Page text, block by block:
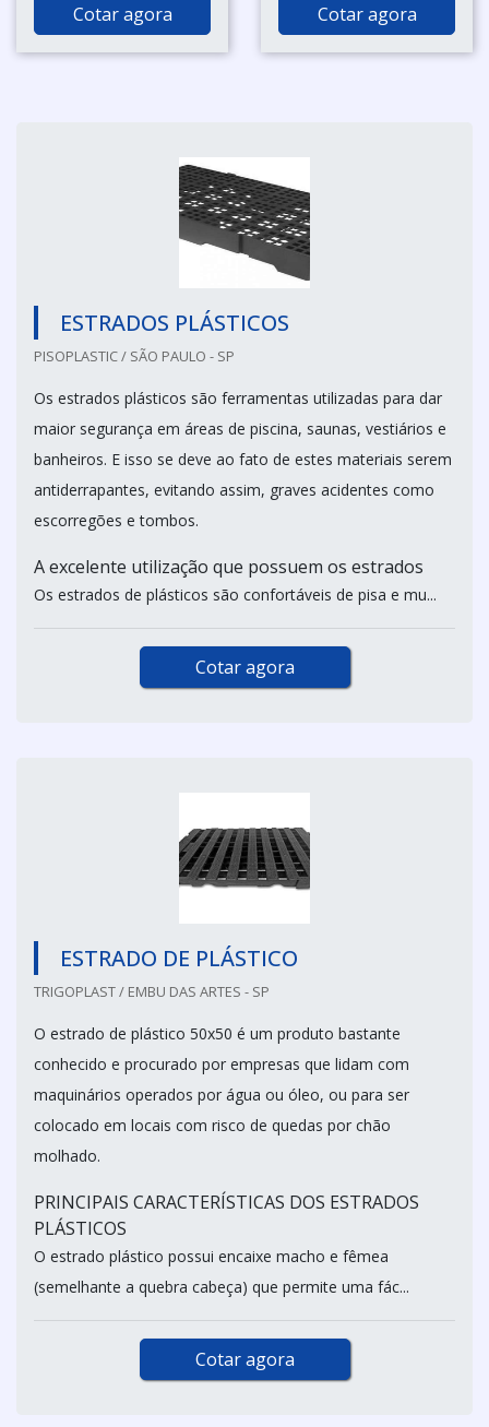
Cotar agora Cotar agora
ESTRADOS PLÁSTICOS
PISOPLASTIC / SÃO PAULO - SP
Os estrados plásticos são ferramentas utilizadas para dar
maior segurança em áreas de piscina, saunas, vestiários e
banheiros. E isso se deve ao fato de estes materiais serem
antiderrapantes, evitando assim, graves acidentes como
escorregões e tombos.
A excelente utilização que possuem os estrados
Os estrados de plásticos são confortáveis de pisa e mu...
Cotar agora
ESTRADO DE PLÁSTICO
TRIGOPLAST / EMBU DAS ARTES - SP
O estrado de plástico 50x50 é um produto bastante
conhecido e procurado por empresas que lidam com
maquinários operados por água ou óleo, ou para ser
colocado em locais com risco de quedas por chão
molhado.
PRINCIPAIS CARACTERÍSTICAS DOS ESTRADOS
PLÁSTICOS
O estrado plástico possui encaixe macho e fêmea
(semelhante a quebra cabeça) que permite uma fác...
Cotar agora